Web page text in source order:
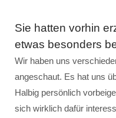
Sie hatten vorhin
etwas besonders
Wir haben uns
angeschaut. Es hat uns
Halbig persönlich
sich wirklich dafür